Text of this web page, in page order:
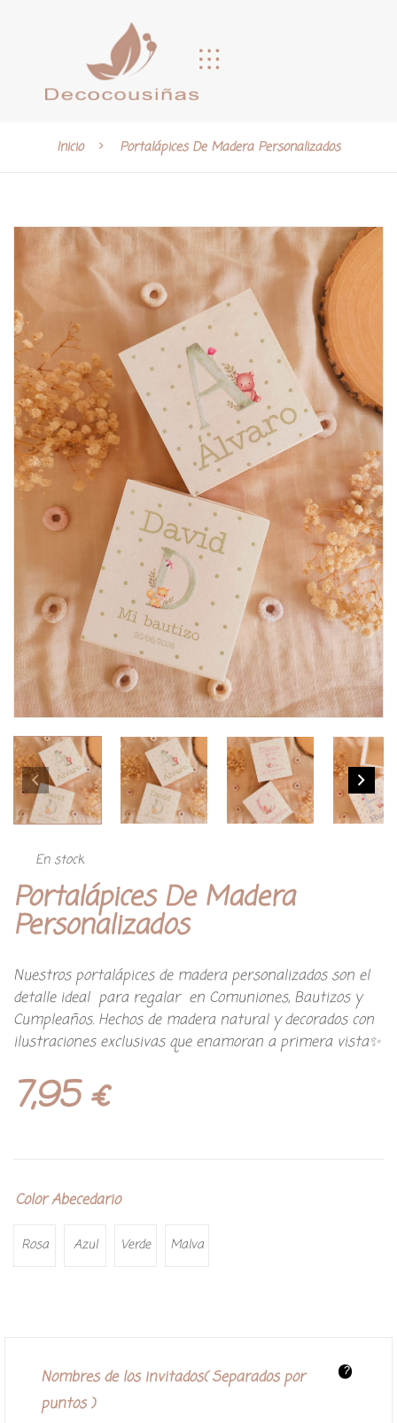
Inicio Portalápices De Madera Personalizados
En stock
Portalápices De Madera
Personalizados
Nuestros portalápices de madera personalizados son el
detalle ideal para regalar en Comuniones, Bautizos y
Cumpleaños. Hechos de madera natural y decorados con
ilustraciones exclusivas que enamoran a primera vista✨
7,95€
Color Abecedario
Rosa Azul Verde Malva
Nombres de los invitados( Separados por
puntos )
?